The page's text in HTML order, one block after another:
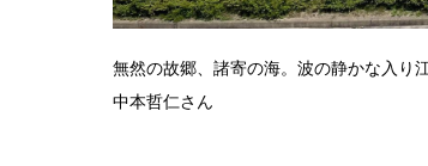
無然の故郷、諸寄の海。波の静かな入
中本哲仁さん